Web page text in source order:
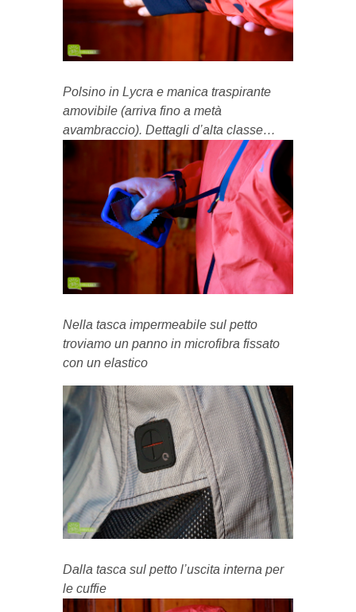
Polsino in Lycra e manica traspirante
amovibile (arriva fino a metà
avambraccio). Dettagli d’alta classe…
Nella tasca impermeabile sul petto
troviamo un panno in microfibra fissato
con un elastico
Dalla tasca sul petto l’uscita interna per
le cuffie